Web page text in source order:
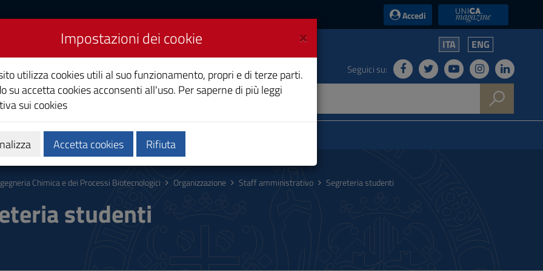
Accedi UniCA News
e dei Processi ITA ENG
Seguici su:
Calendari e orari Qualità e miglioramento
Chimica e dei Processi Biotecnologici Organizzazione Staff amministrativo Segreteria studenti
studenti
×
Impostazioni dei cookie
utilizza cookies utili al suo funzionamento, propri e di terze parti.
su accetta cookies acconsenti all'uso. Per saperne di più leggi
sui cookies
Accetta cookies Rifiuta